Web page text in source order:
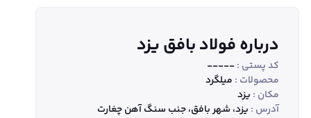
درباره فولاد بافق یزد
کد پستی :-----
محصولات : میلگرد
مکان : یزد
آدرس : یزد، شهر بافق، جنب سنگ آهن چغارت